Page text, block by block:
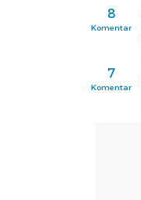
8
Komentar
7
Komentar